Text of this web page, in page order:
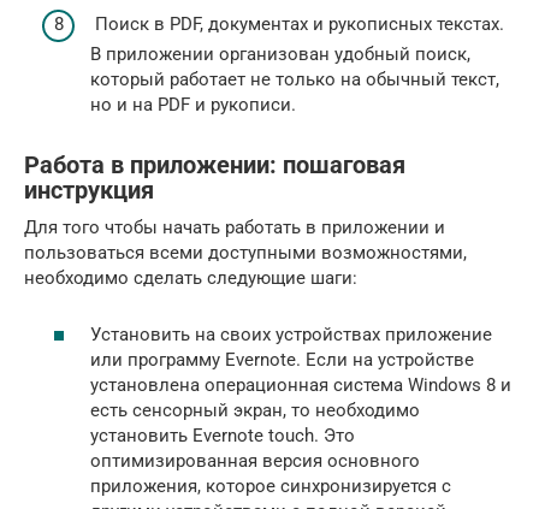
Поиск в PDF, документах и рукописных текстах.
В приложении организован удобный поиск,
который работает не только на обычный текст,
но и на PDF и рукописи.
Работа в приложении: пошаговая
инструкция
Для того чтобы начать работать в приложении и
пользоваться всеми доступными возможностями,
необходимо сделать следующие шаги:
Установить на своих устройствах приложение
или программу Evernote. Если на устройстве
установлена операционная система Windows 8 и
есть сенсорный экран, то необходимо
установить Evernote touch. Это
оптимизированная версия основного
приложения, которое синхронизируется с